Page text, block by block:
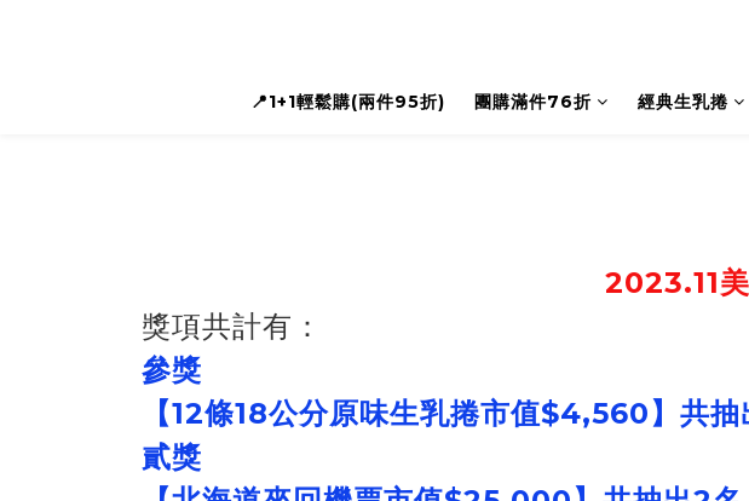
📍1+1輕鬆購(兩件95折) 團購滿件76折 經典生乳捲
2023.11
獎項共計有：
參獎
【12條18公分原味生乳捲市值$4,560】共抽
貳獎